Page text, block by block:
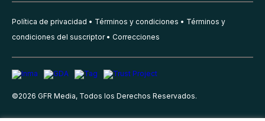
Política de privacidad Términos y condiciones
Términos y
condiciones del suscriptor
Correcciones
©2026 GFR Media, Todos los Derechos Reservados.